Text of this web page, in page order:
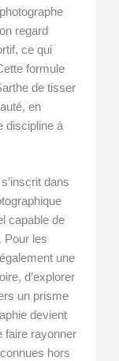
regard
ce qui
formule
de tisser
en
discipline à
dans
capable de
Pour les
une
d’explorer
un prisme
devient
faire rayonner
hors